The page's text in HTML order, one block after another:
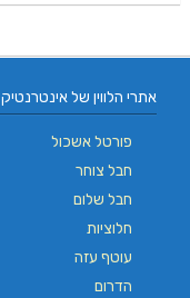
אתרי הלווין של אינטרנטיק
פורטל אשכול
חבל צוחר
חבל שלום
חלוציות
עוטף עזה
הדרום